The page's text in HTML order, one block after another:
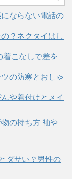
ならない電話の
？ネクタイはし
着こなしで差を
の防寒とおしゃ
や着付けとメイ
の持ち方 袖や
ダサい？男性の